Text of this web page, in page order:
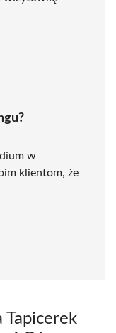
w
klientom, że
Tapicerek